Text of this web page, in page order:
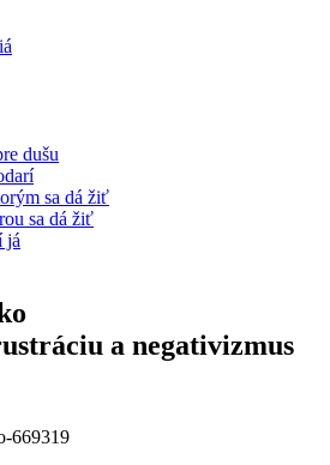
dušu
sa dá žiť
sa dá žiť
já
a negativizmus